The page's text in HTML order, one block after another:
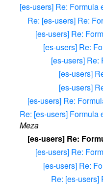
[es-users] Re: Formula
Re: [es-users] Re:
[es-users] Re:
[es-users] Re:
[es-users] Re:
[es-users]
[es-users]
[es-users] Re:
Re: [es-users] Formula
Meza
[es-users] Re:
[es-users] Re:
[es-users] Re:
Re: [es-users]